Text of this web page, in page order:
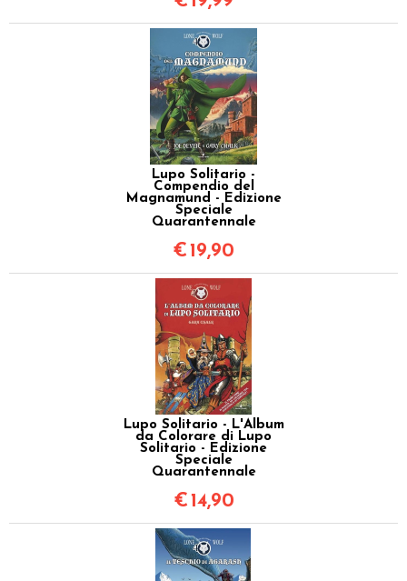
Lupo Solitario -
Compendio del
Magnamund - Edizione
Speciale
Quarantennale
€ 19,90
Lupo Solitario - L'Album
da Colorare di Lupo
Solitario - Edizione
Speciale
Quarantennale
€ 14,90